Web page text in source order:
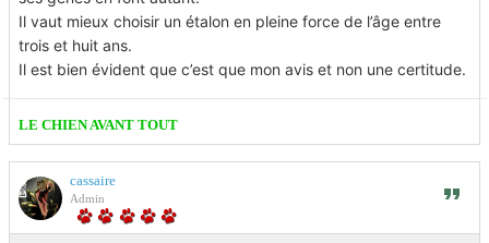
Il vaut mieux choisir un étalon en pleine force de l’âge entre
trois et huit ans.
Il est bien évident que c’est que mon avis et non une certitude.
LE CHIEN AVANT TOUT
cassaire
Admin